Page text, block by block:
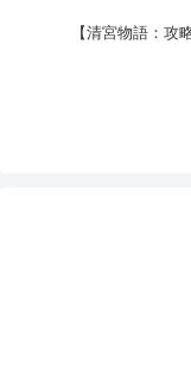
【清宮物語：攻